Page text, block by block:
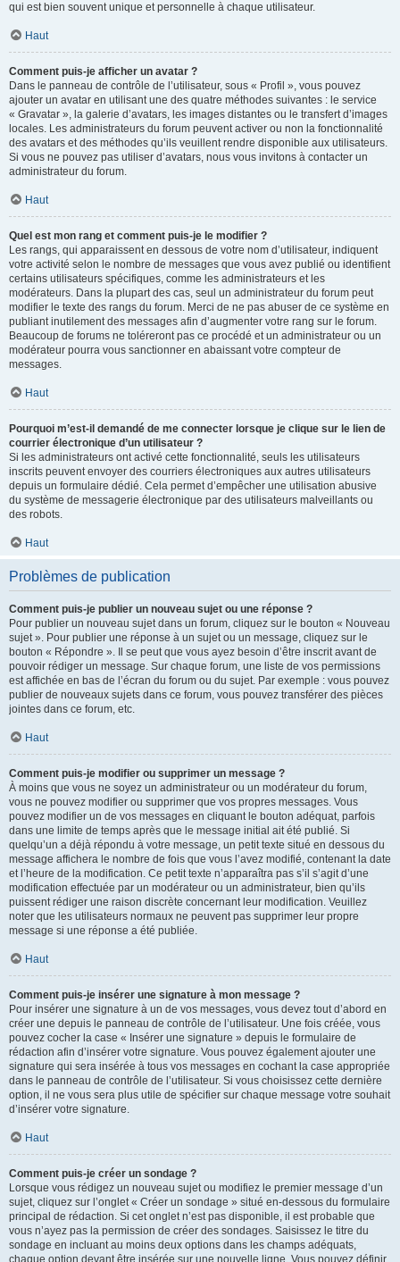
qui est bien souvent unique et personnelle à chaque utilisateur.
Haut
Comment puis-je afficher un avatar ?
Dans le panneau de contrôle de l’utilisateur, sous « Profil », vous pouvez
ajouter un avatar en utilisant une des quatre méthodes suivantes : le service
« Gravatar », la galerie d’avatars, les images distantes ou le transfert d’images
locales. Les administrateurs du forum peuvent activer ou non la fonctionnalité
des avatars et des méthodes qu’ils veuillent rendre disponible aux utilisateurs.
Si vous ne pouvez pas utiliser d’avatars, nous vous invitons à contacter un
administrateur du forum.
Haut
Quel est mon rang et comment puis-je le modifier ?
Les rangs, qui apparaissent en dessous de votre nom d’utilisateur, indiquent
votre activité selon le nombre de messages que vous avez publié ou identifient
certains utilisateurs spécifiques, comme les administrateurs et les
modérateurs. Dans la plupart des cas, seul un administrateur du forum peut
modifier le texte des rangs du forum. Merci de ne pas abuser de ce système en
publiant inutilement des messages afin d’augmenter votre rang sur le forum.
Beaucoup de forums ne toléreront pas ce procédé et un administrateur ou un
modérateur pourra vous sanctionner en abaissant votre compteur de
messages.
Haut
Pourquoi m’est-il demandé de me connecter lorsque je clique sur le lien de
courrier électronique d’un utilisateur ?
Si les administrateurs ont activé cette fonctionnalité, seuls les utilisateurs
inscrits peuvent envoyer des courriers électroniques aux autres utilisateurs
depuis un formulaire dédié. Cela permet d’empêcher une utilisation abusive
du système de messagerie électronique par des utilisateurs malveillants ou
des robots.
Haut
Problèmes de publication
Comment puis-je publier un nouveau sujet ou une réponse ?
Pour publier un nouveau sujet dans un forum, cliquez sur le bouton « Nouveau
sujet ». Pour publier une réponse à un sujet ou un message, cliquez sur le
bouton « Répondre ». Il se peut que vous ayez besoin d’être inscrit avant de
pouvoir rédiger un message. Sur chaque forum, une liste de vos permissions
est affichée en bas de l’écran du forum ou du sujet. Par exemple : vous pouvez
publier de nouveaux sujets dans ce forum, vous pouvez transférer des pièces
jointes dans ce forum, etc.
Haut
Comment puis-je modifier ou supprimer un message ?
À moins que vous ne soyez un administrateur ou un modérateur du forum,
vous ne pouvez modifier ou supprimer que vos propres messages. Vous
pouvez modifier un de vos messages en cliquant le bouton adéquat, parfois
dans une limite de temps après que le message initial ait été publié. Si
quelqu’un a déjà répondu à votre message, un petit texte situé en dessous du
message affichera le nombre de fois que vous l’avez modifié, contenant la date
et l’heure de la modification. Ce petit texte n’apparaîtra pas s’il s’agit d’une
modification effectuée par un modérateur ou un administrateur, bien qu’ils
puissent rédiger une raison discrète concernant leur modification. Veuillez
noter que les utilisateurs normaux ne peuvent pas supprimer leur propre
message si une réponse a été publiée.
Haut
Comment puis-je insérer une signature à mon message ?
Pour insérer une signature à un de vos messages, vous devez tout d’abord en
créer une depuis le panneau de contrôle de l’utilisateur. Une fois créée, vous
pouvez cocher la case « Insérer une signature » depuis le formulaire de
rédaction afin d’insérer votre signature. Vous pouvez également ajouter une
signature qui sera insérée à tous vos messages en cochant la case appropriée
dans le panneau de contrôle de l’utilisateur. Si vous choisissez cette dernière
option, il ne vous sera plus utile de spécifier sur chaque message votre souhait
d’insérer votre signature.
Haut
Comment puis-je créer un sondage ?
Lorsque vous rédigez un nouveau sujet ou modifiez le premier message d’un
sujet, cliquez sur l’onglet « Créer un sondage » situé en-dessous du formulaire
principal de rédaction. Si cet onglet n’est pas disponible, il est probable que
vous n’ayez pas la permission de créer des sondages. Saisissez le titre du
sondage en incluant au moins deux options dans les champs adéquats,
chaque option devant être insérée sur une nouvelle ligne. Vous pouvez définir